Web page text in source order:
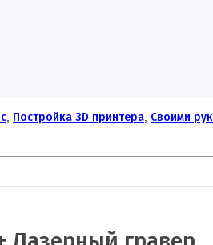
Постройка 3D принтера Своими